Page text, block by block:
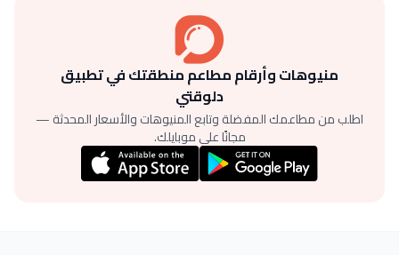
منيوهات وأرقام مطاعم منطقتك في تطبيق
دلوقتي
اطلب من مطاعمك المفضلة وتابع المنيوهات والأسعار المحدثة —
مجانًا على موبايلك.